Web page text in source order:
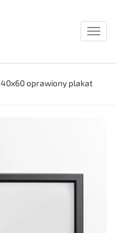
40x60 oprawiony plakat